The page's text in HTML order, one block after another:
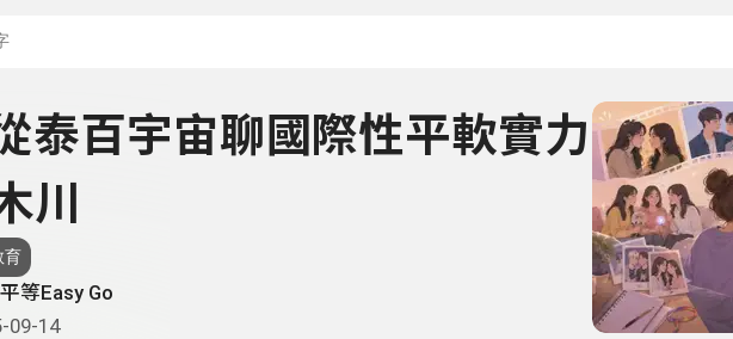
泰百宇宙聊國際性平軟實力
川
育
等Easy Go
09-14